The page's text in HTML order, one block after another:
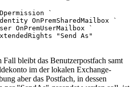
`
OnPremSharedMailbox `
OnPremUserMailbox `
"Send As"
Fall bleibt das Benutzerpostfach samt
im der lokalen Exchange-
aber das Postfach, in dessen